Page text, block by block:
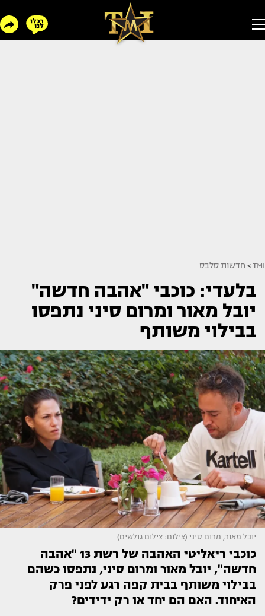
TMI
> חדשות סלבס
בלעדי: כוכבי "אהבה חדשה"
יובל מאור ומרום סיני נתפסו
בבילוי משותף
יובל מאור, מרום סיני (צילום: צילום גולשים)
כוכבי ריאליטי האהבה של רשת 13 "אהבה
חדשה", יובל מאור ומרום סיני, נתפסו כשהם
בבילוי משותף בבית קפה רגע לפני פרק
האיחוד. האם הם יחד או רק ידידים?